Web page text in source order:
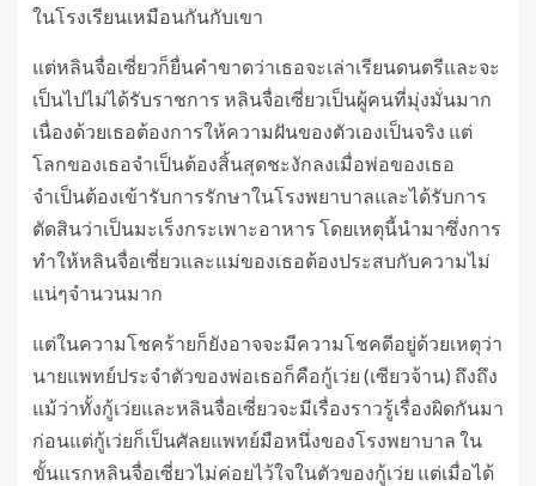
ในโรงเรียนเหมือนกันกับเขา
แต่หลินจื่อเซี่ยวก็ยื่นคำขาดว่าเธอจะเล่าเรียนดนตรีและจะ
เป็นไปไม่ได้รับราชการ หลินจื่อเซี่ยวเป็นผู้คนที่มุ่งมั่นมาก
เนื่องด้วยเธอต้องการให้ความฝันของตัวเองเป็นจริง แต่
โลกของเธอจำเป็นต้องสิ้นสุดชะงักลงเมื่อพ่อของเธอ
จำเป็นต้องเข้ารับการรักษาในโรงพยาบาลและได้รับการ
ตัดสินว่าเป็นมะเร็งกระเพาะอาหาร โดยเหตุนี้นำมาซึ่งการ
ทำให้หลินจื่อเซี่ยวและแม่ของเธอต้องประสบกับความไม่
แน่ๆจำนวนมาก
แต่ในความโชคร้ายก็ยังอาจจะมีความโชคดีอยู่ด้วยเหตุว่า
นายแพทย์ประจำตัวของพ่อเธอก็คือกู้เว่ย (เซียวจ้าน) ถึงถึง
แม้ว่าทั้งกู้เว่ยและหลินจื่อเซี่ยวจะมีเรื่องราวรู้เรื่องผิดกันมา
ก่อนแต่กู้เว่ยก็เป็นศัลยแพทย์มือหนึ่งของโรงพยาบาล ใน
ขั้นแรกหลินจื่อเซี่ยวไม่ค่อยไว้ใจในตัวของกู้เว่ย แต่เมื่อได้